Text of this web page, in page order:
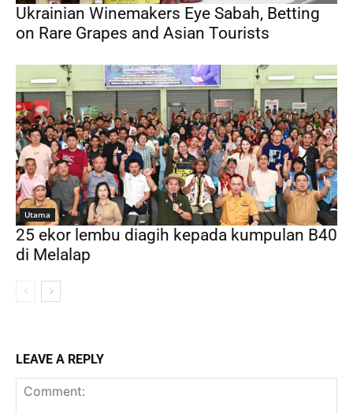
Ukrainian Winemakers Eye Sabah, Betting
on Rare Grapes and Asian Tourists
Utama
25 ekor lembu diagih kepada kumpulan B40
di Melalap
LEAVE A REPLY